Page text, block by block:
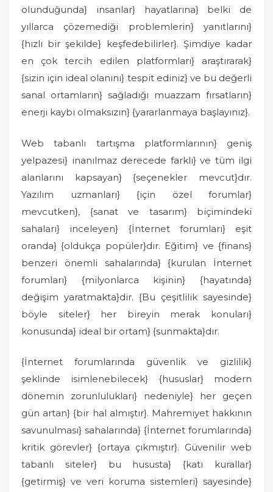
olunduğunda} insanlar} hayatlarına} belki de
yıllarca çözemediği problemlerin} yanıtlarını}
{hızlı bir şekilde} keşfedebilirler}. Şimdiye kadar
en çok tercih edilen platformları} araştırarak}
{sizin için ideal olanını} tespit ediniz} ve bu değerli
sanal ortamların} sağladığı muazzam fırsatların}
enerji kaybı olmaksızın} {yararlanmaya başlayınız}.
Web tabanlı tartışma platformlarının} geniş
yelpazesi} inanılmaz derecede farklı} ve tüm ilgi
alanlarını kapsayan} {seçenekler mevcut}dır.
Yazılım uzmanları} {için özel forumlar}
mevcutken}, {sanat ve tasarım} biçimindeki
sahaları} inceleyen} {İnternet forumları} eşit
oranda} {oldukça popüler}dır. Eğitim} ve {finans}
benzeri önemli sahalarında} {kurulan İnternet
forumları} {milyonlarca kişinin} {hayatında}
değişim yaratmakta}dir. {Bu çeşitlilik sayesinde}
böyle siteler} her bireyin merak konuları}
konusunda} ideal bir ortam} {sunmakta}dır.
{İnternet forumlarında güvenlik ve gizlilik}
şeklinde isimlenebilecek} {hususlar} modern
dönemin zorunlulukları} nedeniyle} her geçen
gün artan} {bir hal almıştır}. Mahremiyet hakkının
savunulması} sahalarında} {İnternet forumlarında}
kritik görevler} {ortaya çıkmıştır}. Güvenilir web
tabanlı siteler} bu hususta} {katı kurallar}
{getirmiş} ve veri koruma sistemleri} sayesinde}